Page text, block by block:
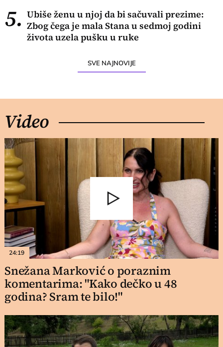
5. Ubiše ženu u njoj da bi sačuvali prezime:
Zbog čega je mala Stana u sedmoj godini
života uzela pušku u ruke
SVE NAJNOVIJE
Video
24:19
Snežana Marković o poraznim
komentarima: "Kako dečko u 48
godina? Sram te bilo!"